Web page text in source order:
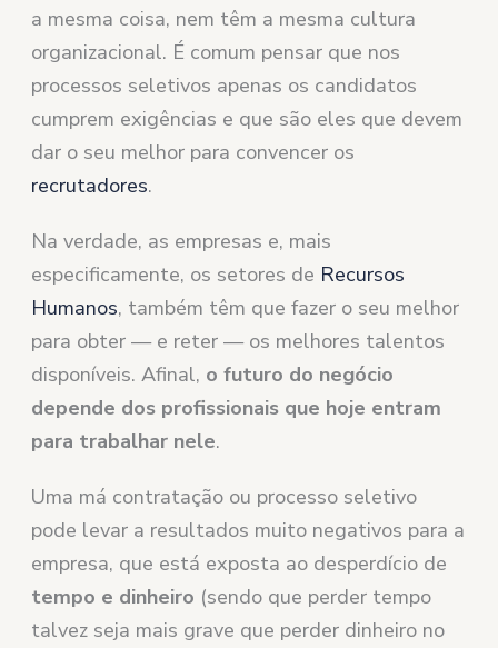
a mesma coisa, nem têm a mesma cultura
organizacional. É comum pensar que nos
processos seletivos apenas os candidatos
cumprem exigências e que são eles que devem
dar o seu melhor para convencer os
recrutadores.
Na verdade, as empresas e, mais
especificamente, os setores de Recursos
Humanos, também têm que fazer o seu melhor
para obter — e reter — os melhores talentos
disponíveis. Afinal, o futuro do negócio
depende dos profissionais que hoje entram
para trabalhar nele.
Uma má contratação ou processo seletivo
pode levar a resultados muito negativos para a
empresa, que está exposta ao desperdício de
tempo e dinheiro (sendo que perder tempo
talvez seja mais grave que perder dinheiro no